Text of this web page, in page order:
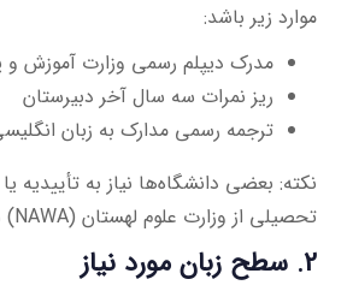
موارد زیر باشد:
مدرک دیپلم رسمی وزارت آموزش
ریز نمرات سه سال آخر دبیرستان
ترجمه رسمی مدارک به زبان
نکته: بعضی دانشگاه‌ها نیاز به تأییدیه
تحصیلی از وزارت علوم لهستان (NAWA) دارند.
2. سطح زبان مورد نیاز